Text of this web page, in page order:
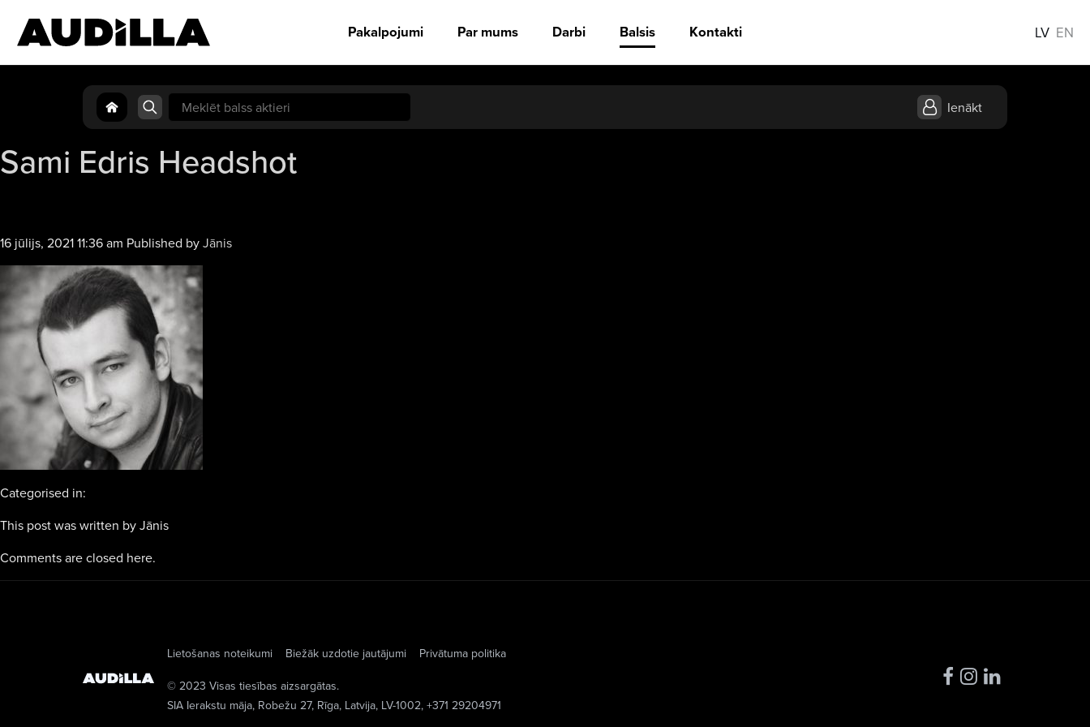
Pakalpojumi Par mums Darbi Balsis Kontakti LV EN
Search
for:
Ienākt
Sami Edris Headshot
16 jūlijs, 2021 11:36 am Published byJānis
Categorised in:
This post was written by Jānis
Comments are closed here.
Lietošanas noteikumi Biežāk uzdotie jautājumi
Privātuma politika
© 2023 Visas tiesības aizsargātas.
SIA Ierakstu māja, Robežu 27, Rīga, Latvija, LV-1002, +371 29204971